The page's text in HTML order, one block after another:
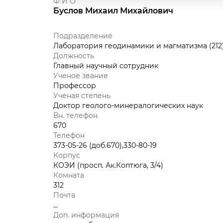
Буслов Михаил Михайлович
Подразделение
Лаборатория геодинамики и магматизма
Должность
Главный научный сотрудник
Ученое звание
Профессор
Ученая степень
Доктор геолого-минералогических наук
Вн. телефон
670
Телефон
373-05-26 (доб.670),330-80-19
Корпус
КОЭИ (просп. Ак.Коптюга, 3/4)
Комната
312
Почта
...
Доп. информация